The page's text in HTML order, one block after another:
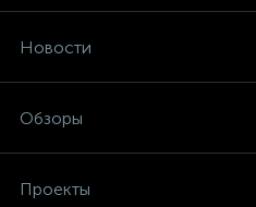
Новости
Обзоры
Проекты